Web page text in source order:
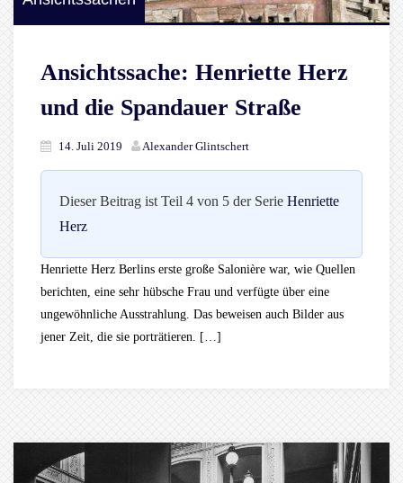
Ansichtssache: Henriette Herz
und die Spandauer Straße
14. Juli 2019 Alexander Glintschert
Dieser Beitrag ist Teil 4 von 5 der Serie Henriette
Herz
Henriette Herz Berlins erste große Salonière war, wie Quellen
berichten, eine sehr hübsche Frau und verfügte über eine
ungewöhnliche Ausstrahlung. Das beweisen auch Bilder aus
jener Zeit, die sie porträtieren. […]